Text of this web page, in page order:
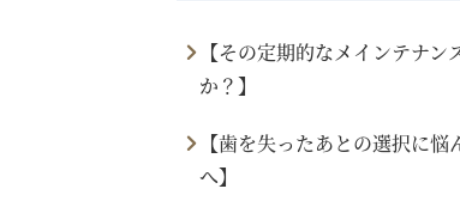
【その定期的なメインテナン
か？】
【歯を失ったあとの選択に
へ】